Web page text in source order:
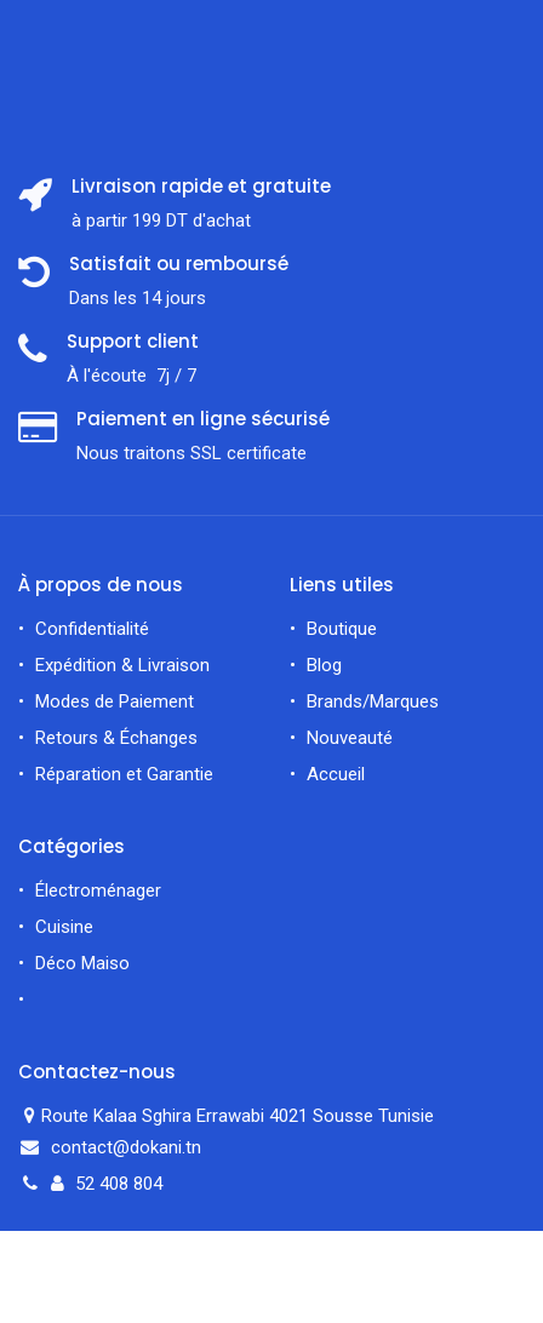
Livraison rapide et gratuite
à partir 199 DT d'achat
Satisfait ou remboursé
Dans les 14 jours
Support client
À l'écoute 7j / 7
Paiement en ligne sécurisé
Nous traitons SSL сertificate
À propos de nous
Confidentialité
Expédition & Livraison
Modes de Paiement
Retours & Échanges
Réparation et Garantie
Liens utiles
Boutique
Blog
Brands/Marques
Nouveauté
Accueil
Catégories
Électroménager
Cuisine
Déco Maiso
Contactez-nous
Route Kalaa Sghira Errawabi 4021 Sousse Tunisie
contact@dokani.tn
52 408 804